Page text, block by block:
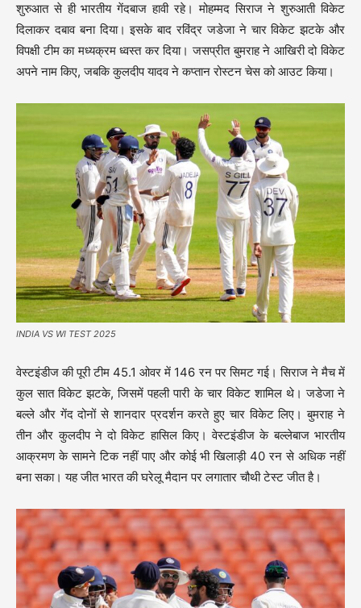
शुरुआत से ही भारतीय गेंदबाज हावी रहे। मोहम्मद सिराज ने शुरुआती विकेट
दिलाकर दबाव बना दिया। इसके बाद रविंद्र जडेजा ने चार विकेट झटके और
विपक्षी टीम का मध्यक्रम ध्वस्त कर दिया। जसप्रीत बुमराह ने आखिरी दो विकेट
अपने नाम किए, जबकि कुलदीप यादव ने कप्तान रोस्टन चेस को आउट किया।
INDIA VS WI TEST 2025
वेस्टइंडीज की पूरी टीम 45.1 ओवर में 146 रन पर सिमट गई। सिराज ने मैच में
कुल सात विकेट झटके, जिसमें पहली पारी के चार विकेट शामिल थे। जडेजा ने
बल्ले और गेंद दोनों से शानदार प्रदर्शन करते हुए चार विकेट लिए। बुमराह ने
तीन और कुलदीप ने दो विकेट हासिल किए। वेस्टइंडीज के बल्लेबाज भारतीय
आक्रमण के सामने टिक नहीं पाए और कोई भी खिलाड़ी 40 रन से अधिक नहीं
बना सका। यह जीत भारत की घरेलू मैदान पर लगातार चौथी टेस्ट जीत है।